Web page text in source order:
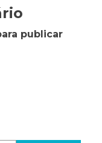
publicar